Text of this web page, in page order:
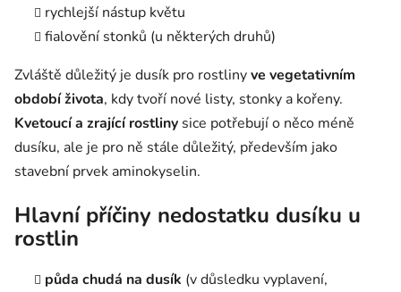
rychlejší nástup květu
fialovění stonků (u některých druhů)
Zvláště důležitý je dusík pro rostlinyve vegetativním
období života, kdy tvoří nové listy, stonky a kořeny.
Kvetoucí a zrající rostliny sice potřebují o něco méně
dusíku, ale je pro ně stále důležitý, především jako
stavební prvek aminokyselin.
Hlavní příčiny nedostatku dusíku u
rostlin
půda chudá na dusík (v důsledku vyplavení,